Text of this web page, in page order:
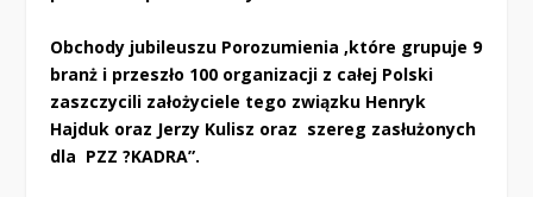
Obchody jubileuszu Porozumienia ,które grupuje 9
branż i przeszło 100 organizacji z całej Polski
zaszczycili założyciele tego związku Henryk
Hajduk oraz Jerzy Kulisz oraz szereg zasłużonych
dla PZZ ?KADRA”.